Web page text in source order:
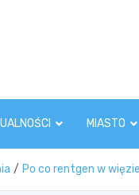
MIASTO
Po co rentgen w